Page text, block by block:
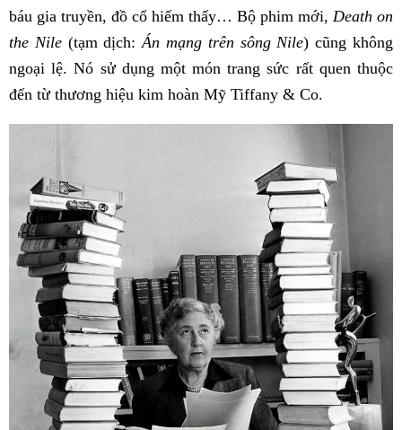
báu gia truyền, đồ cổ hiếm thấy… Bộ phim mới, Death on
the Nile(tạm dịch:Án mạng trên sông Nile) cũng không
ngoại lệ. Nó sử dụng một món trang sức rất quen thuộc
đến từ thương hiệu kim hoàn Mỹ Tiffany & Co.